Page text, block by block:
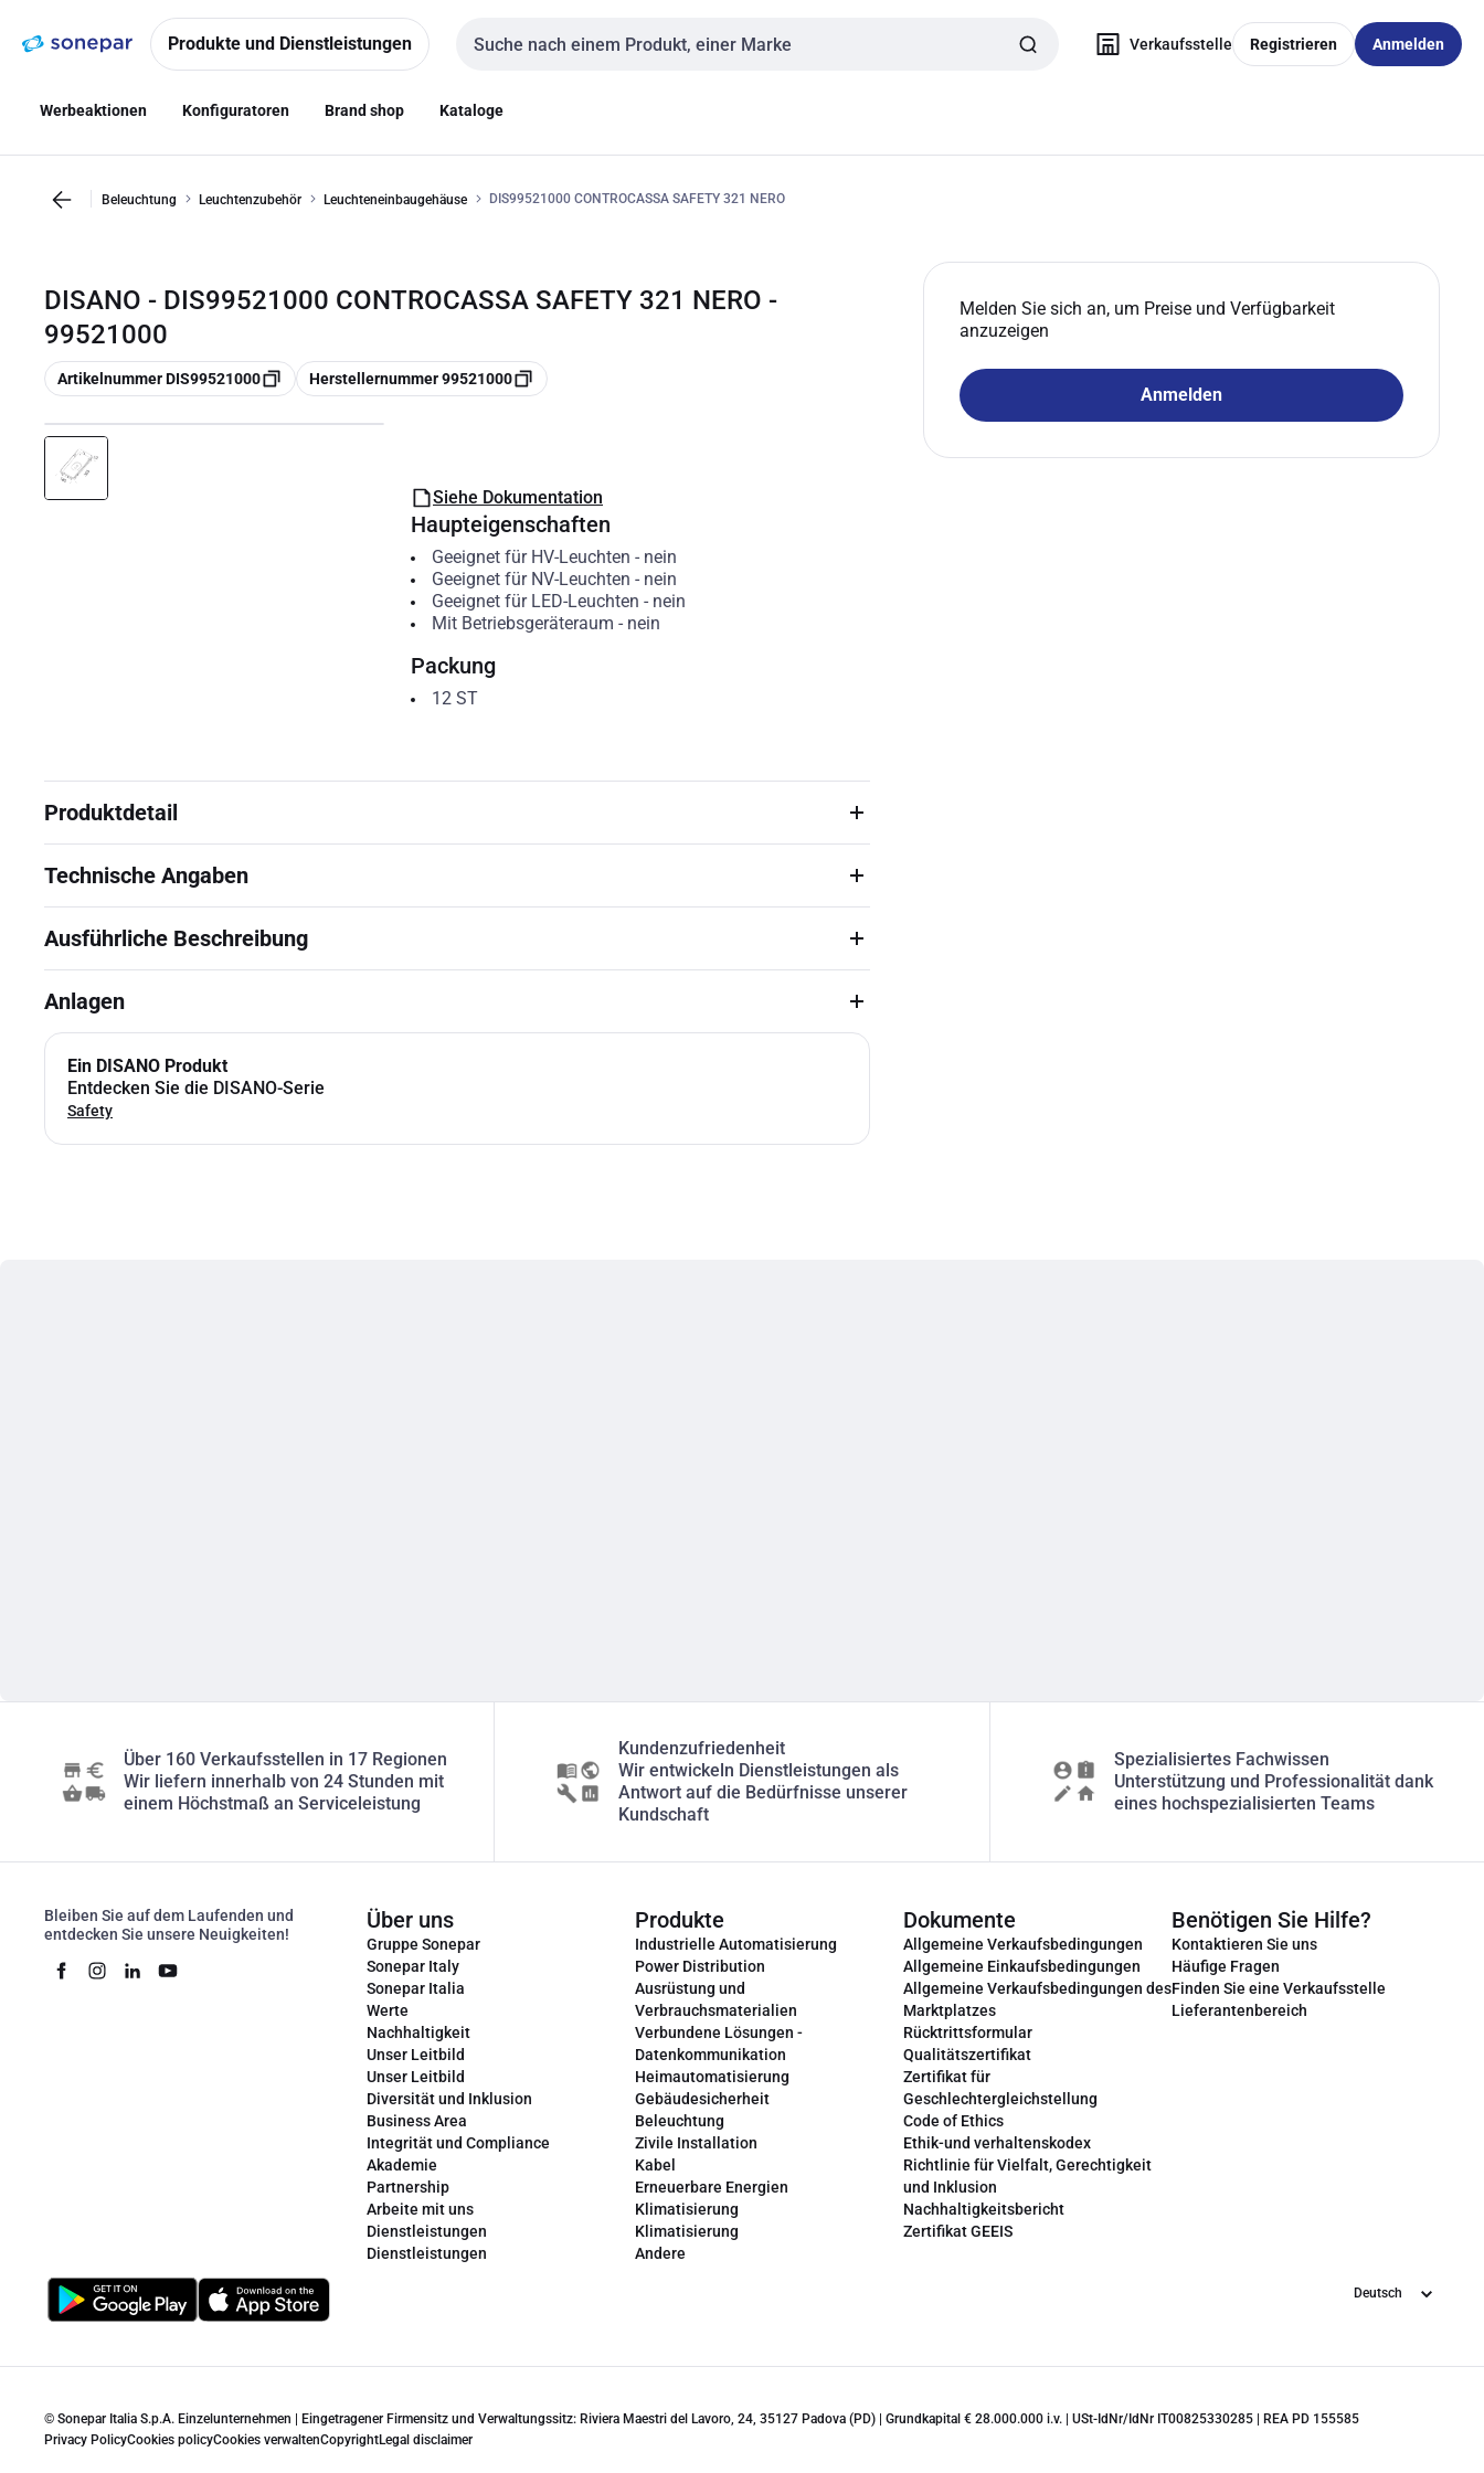
NavigationInhalt
Produkte und Dienstleistungen
Sucheingabe
Verkaufsstelle Registrieren Anmelden
Werbeaktionen Konfiguratoren Brand shop Kataloge
Beleuchtung Leuchtenzubehör Leuchteneinbaugehäuse DIS99521000 CONTROCASSA SAFETY 321 NERO
DISANO - DIS99521000 CONTROCASSA SAFETY 321 NERO -
99521000
Kopieren
Artikelnummer DIS99521000 Kopieren
Herstellernummer 99521000
Melden Sie sich an, um Preise und Verfügbarkeit
anzuzeigen
Anmelden
Siehe Dokumentation
Haupteigenschaften
Geeignet für HV-Leuchten - nein
Geeignet für NV-Leuchten - nein
Geeignet für LED-Leuchten - nein
Mit Betriebsgeräteraum - nein
Packung
12 ST
Produktdetail
Technische Angaben
Ausführliche Beschreibung
Anlagen
Ein DISANO Produkt
Entdecken Sie die DISANO-Serie
Safety
Über 160 Verkaufsstellen in 17 Regionen
Wir liefern innerhalb von 24 Stunden mit
einem Höchstmaß an Serviceleistung
Kundenzufriedenheit
Wir entwickeln Dienstleistungen als
Antwort auf die Bedürfnisse unserer
Kundschaft
Spezialisiertes Fachwissen
Unterstützung und Professionalität dank
eines hochspezialisierten Teams
Bleiben Sie auf dem Laufenden und
entdecken Sie unsere Neuigkeiten!
Über uns
Gruppe Sonepar
Sonepar Italy
Sonepar Italia
Werte
Nachhaltigkeit
Unser Leitbild
Unser Leitbild
Diversität und Inklusion
Business Area
Integrität und Compliance
Akademie
Partnership
Arbeite mit uns
Dienstleistungen
Dienstleistungen
Produkte
Industrielle Automatisierung
Power Distribution
Ausrüstung und
Verbrauchsmaterialien
Verbundene Lösungen -
Datenkommunikation
Heimautomatisierung
Gebäudesicherheit
Beleuchtung
Zivile Installation
Kabel
Erneuerbare Energien
Klimatisierung
Klimatisierung
Andere
Dokumente
Allgemeine Verkaufsbedingungen
Allgemeine Einkaufsbedingungen
Allgemeine Verkaufsbedingungen des
Marktplatzes
Rücktrittsformular
Qualitätszertifikat
Zertifikat für
Geschlechtergleichstellung
Code of Ethics
Ethik-und verhaltenskodex
Richtlinie für Vielfalt, Gerechtigkeit
und Inklusion
Nachhaltigkeitsbericht
Zertifikat GEEIS
Benötigen Sie Hilfe?
Kontaktieren Sie uns
Häufige Fragen
Finden Sie eine Verkaufsstelle
Lieferantenbereich
Sprache
© Sonepar Italia S.p.A. Einzelunternehmen | Eingetragener Firmensitz und Verwaltungssitz: Riviera Maestri del Lavoro, 24, 35127 Padova (PD) | Grundkapital € 28.000.000 i.v. | USt-IdNr/IdNr IT00825330285 | REA PD 155585
Privacy PolicyCookies policyCookies verwaltenCopyrightLegal disclaimer